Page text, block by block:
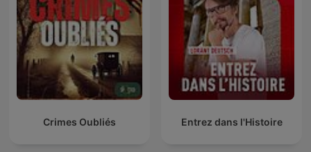
Crimes Oubliés Entrez dans l'Histoire